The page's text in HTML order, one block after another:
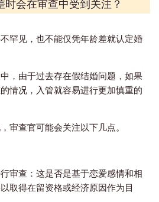
时会在审查中受到关注？
罕见，也不能仅凭年龄差就认定婚
，由于过去存在假结婚问题，如果
情况，入管就容易进行更加慎重的
审查官可能会关注以下几点。
审查：这是否是基于恋爱感情和相
取得在留资格或经济原因作为目